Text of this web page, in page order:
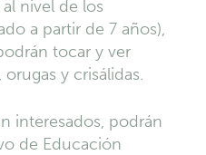
nivel de los
a partir de 7 años),
tocar y ver
y crisálidas.
interesados, podrán
de Educación